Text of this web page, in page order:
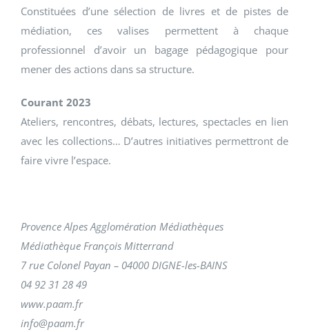
Constituées d’une sélection de livres et de pistes de
médiation, ces valises permettent à chaque
professionnel d’avoir un bagage pédagogique pour
mener des actions dans sa structure.
Courant 2023
Ateliers, rencontres, débats, lectures, spectacles en lien
avec les collections… D’autres initiatives permettront de
faire vivre l’espace.
Provence Alpes Agglomération Médiathèques
Médiathèque François Mitterrand
7 rue Colonel Payan – 04000 DIGNE-les-BAINS
04 92 31 28 49
www.paam.fr
info@paam.fr